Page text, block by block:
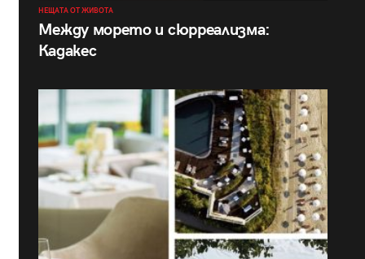
НЕЩАТА ОТ ЖИВОТА
Между морето и сюрреализма:
Кадакес